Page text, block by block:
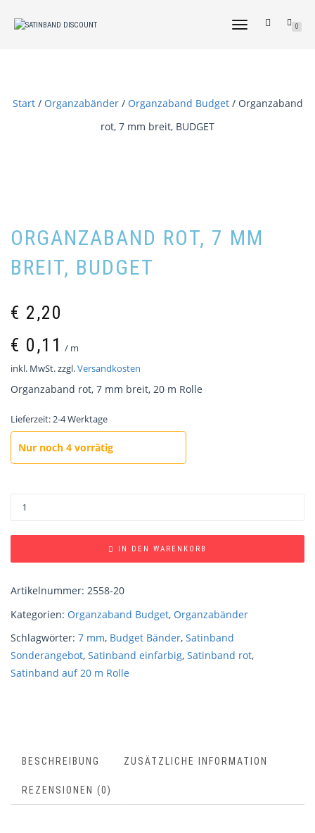
NAVIGATION
0
Start/ Organzabänder/ Organzaband Budget/ Organzaband
rot, 7 mm breit, BUDGET
ORGANZABAND ROT, 7 MM
BREIT, BUDGET
€ 2,20
€ 0,11 / m
inkl. MwSt.zzgl.Versandkosten
Organzaband rot, 7 mm breit, 20 m Rolle
Lieferzeit:2-4 Werktage
Nur noch 4 vorrätig
IN DEN WARENKORB
Artikelnummer: 2558-20
Kategorien: Organzaband Budget, Organzabänder
Schlagwörter: 7 mm, Budget Bänder, Satinband
Sonderangebot, Satinband einfarbig, Satinband rot,
Satinband auf 20 m Rolle
BESCHREIBUNG ZUSÄTZLICHE INFORMATION
REZENSIONEN (0)